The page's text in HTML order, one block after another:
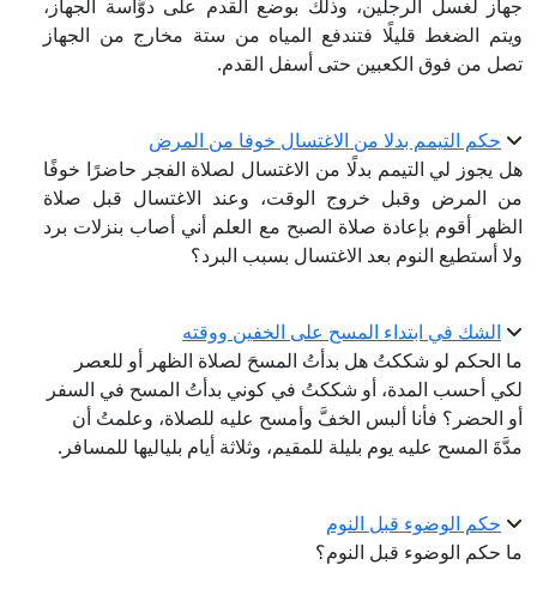
جهاز لغسل الرجلين، وذلك بوضع القدم على دوَّاسة الجهاز،
ويتم الضغط قليلًا فتندفع المياه من ستة مخارج من الجهاز
تصل من فوق الكعبين حتى أسفل القدم.
حكم التيمم بدلا من الاغتسال خوفا من المرض
هل يجوز لي التيمم بدلًا من الاغتسال لصلاة الفجر حاضرًا خوفًا
من المرض وقبل خروج الوقت، وعند الاغتسال قبل صلاة
الظهر أقوم بإعادة صلاة الصبح مع العلم أني أصاب بنزلات برد
ولا أستطيع النوم بعد الاغتسال بسبب البرد؟
الشك في ابتداء المسح على الخفين ووقته
ما الحكم لو شككتُ هل بدأتُ المسحَ لصلاة الظهر أو للعصر
لكي أحسب المدة، أو شككتُ في كوني بدأتُ المسح في السفر
أو الحضر؟ فأنا ألبس الخفَّ وأمسح عليه للصلاة، وعلمتُ أن
مدَّةَ المسح عليه يوم بليلة للمقيم، وثلاثة أيام بلياليها للمسافر.
حكم الوضوء قبل النوم
ما حكم الوضوء قبل النوم؟